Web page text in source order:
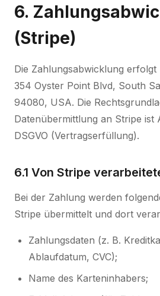
6.
(Stripe)
Die Zahlungsabwicklung erfolgt
354 Oyster Point Blvd, South
94080, USA. Die
Datenübermittlung an Stripe ist
DSGVO (Vertragserfüllung).
6.1 Von Stripe
Bei der Zahlung werden
Stripe übermittelt und dort
Zahlungsdaten (z. B.
Ablaufdatum, CVC);
Name des Karteninhabers;